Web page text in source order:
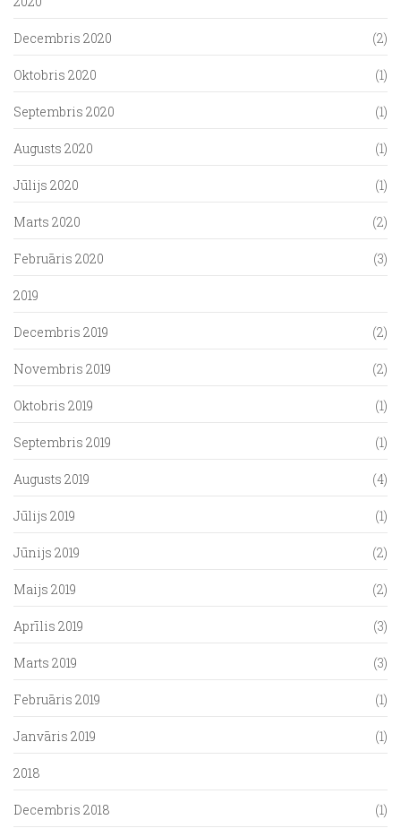
Decembris 2020 (2)
Oktobris 2020 (1)
Septembris 2020 (1)
Augusts 2020 (1)
Jūlijs 2020 (1)
Marts 2020 (2)
Februāris 2020 (3)
2019
Decembris 2019 (2)
Novembris 2019 (2)
Oktobris 2019 (1)
Septembris 2019 (1)
Augusts 2019 (4)
Jūlijs 2019 (1)
Jūnijs 2019 (2)
Maijs 2019 (2)
Aprīlis 2019 (3)
Marts 2019 (3)
Februāris 2019 (1)
Janvāris 2019 (1)
2018
Decembris 2018 (1)